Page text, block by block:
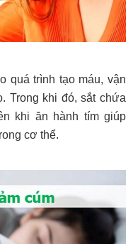
quá trình tạo máu, vận
Trong khi đó, sắt chứa
khi ăn hành tím giúp
cơ thể.